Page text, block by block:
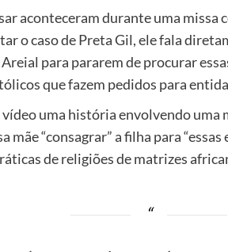
aconteceram durante uma missa
o caso de Preta Gil, ele fala
para pararem de procurar
que fazem pedidos para
uma história envolvendo uma
mãe “consagrar” a filha para
de religiões de matrizes